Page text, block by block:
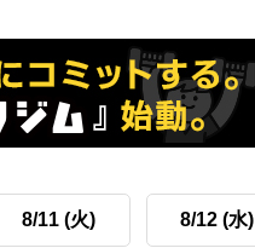
8/11 (火) 8/12 (水)